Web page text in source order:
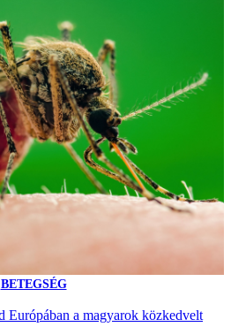
BETEGSÉG
Európában a magyarok közkedvelt